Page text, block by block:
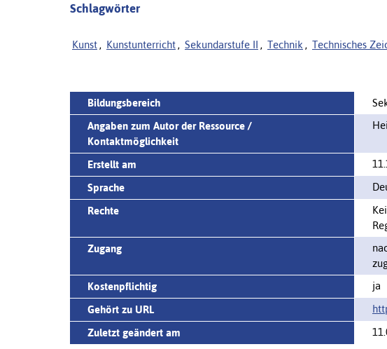
Schlagwörter
Kunst , Kunstunterricht , Sekundarstufe II , Technik , Technisches
Bildungsbereich
Angaben zum Autor der Ressource /
Kontaktmöglichkeit
Erstellt am
Sprache
Rechte
Zugang
Kostenpflichtig
ja
Gehört zu URL
Zuletzt geändert am